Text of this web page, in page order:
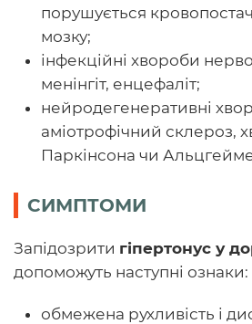
порушується
мозку;
інфекційні хвороби
менінгіт, енцефаліт;
нейродегенеративні
аміотрофічний склероз,
Паркінсона чи
СИМПТОМИ
Запідозрити гіпертонус у
допоможуть наступні ознаки:
обмежена рухливість і